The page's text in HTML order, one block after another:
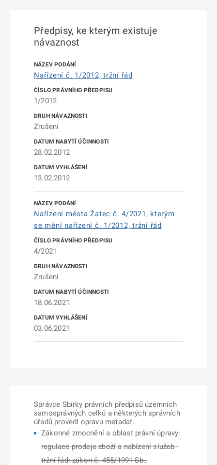
Předpisy, ke kterým existuje
návaznost
Nařízení č. 1/2012, tržní řád
1/2012
Zrušení
28.02.2012
13.02.2012
Nařízení města Žatec č. 4/2021, kterým
se mění nařízení č. 1/2012, tržní řád
4/2021
Zrušení
18.06.2021
03.06.2021
Správce Sbírky právních předpisů územních
samosprávných celků a některých správních
úřadů provedl opravu metadat:
Zákonné zmocnění a oblast právní úpravy:
regulace prodeje zboží a nabízení služeb -
tržní řád: zákon č. 455/1991 Sb.,